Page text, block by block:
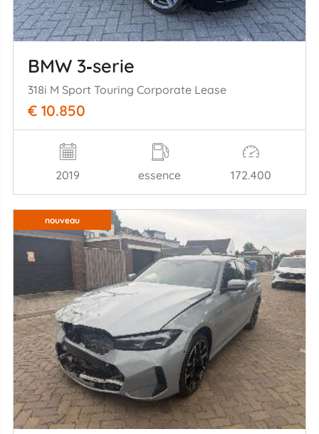
BMW 3‑serie
318i M Sport Touring Corporate Lease
€ 10.850
2019 essence 172.400
nouveau